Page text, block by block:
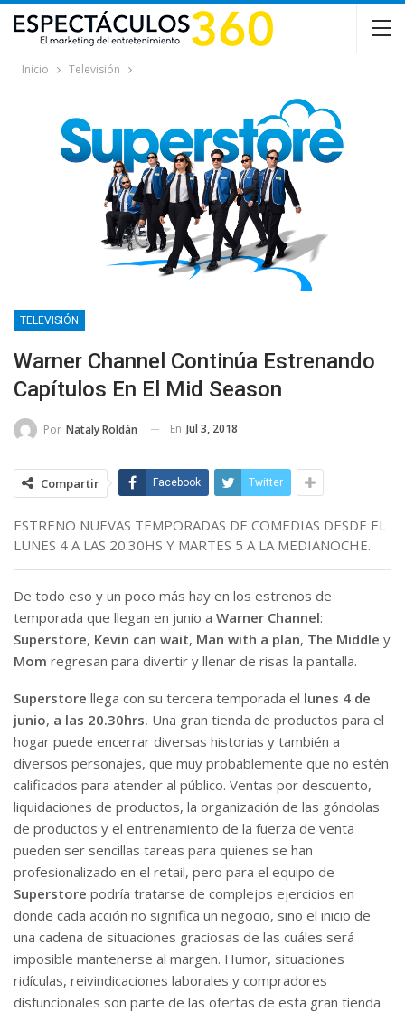
Inicio Televisión
TELEVISIÓN
Warner Channel Continúa Estrenando
Capítulos En El Mid Season
Por Nataly Roldán En Jul 3, 2018
Compartir Facebook Twitter
ESTRENO NUEVAS TEMPORADAS DE COMEDIAS DESDE EL
LUNES 4 A LAS 20.30HS Y MARTES 5 A LA MEDIANOCHE.
De todo eso y un poco más hay en los estrenos de
temporada que llegan en junio a Warner Channel:
Superstore, Kevin can wait, Man with a plan, The Middle y
Mom regresan para divertir y llenar de risas la pantalla.
Superstore llega con su tercera temporada el lunes 4 de
junio, a las 20.30hrs. Una gran tienda de productos para el
hogar puede encerrar diversas historias y también a
diversos personajes, que muy probablemente que no estén
calificados para atender al público. Ventas por descuento,
liquidaciones de productos, la organización de las góndolas
de productos y el entrenamiento de la fuerza de venta
pueden ser sencillas tareas para quienes se han
profesionalizado en el retail, pero para el equipo de
Superstore podría tratarse de complejos ejercicios en
donde cada acción no significa un negocio, sino el inicio de
una cadena de situaciones graciosas de las cuáles será
imposible mantenerse al margen. Humor, situaciones
ridículas, reivindicaciones laborales y compradores
disfuncionales son parte de las ofertas de esta gran tienda